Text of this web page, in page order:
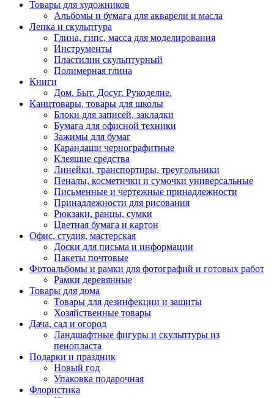
Товары для художников
Альбомы и бумага для акварели и масла
Лепка и скульптура
Глина, гипс, масса для моделирования
Инструменты
Пластилин скульптурный
Полимерная глина
Книги
Дом. Быт. Досуг. Рукоделие.
Канцтовары, товары для школы
Блоки для записей, закладки
Бумага для офисной техники
Зажимы для бумаг
Карандаши чернографитные
Клеящие средства
Линейки, транспортиры, треугольники
Пеналы, косметички и сумочки универсальные
Письменные и чертежные принадлежности
Принадлежности для рисования
Рюкзаки, ранцы, сумки
Цветная бумага и картон
Офис, студия, мастерская
Доски для письма и информации
Пакеты почтовые
Фотоальбомы и рамки для фотографий и готовых работ
Рамки деревянные
Товары для дома
Товары для дезинфекции и защиты
Хозяйственные товары
Дача, сад и огород
Ландшафтные фигуры и скульптуры из
пенопласта
Подарки и праздник
Новый год
Упаковка подарочная
Флористика